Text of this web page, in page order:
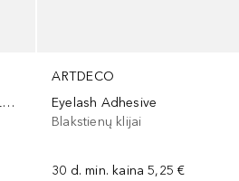
Adhesive for Permanent Lashes
ARTDECO
Eyelash Adhesive
Blakstienų klijai
30 d. min. kaina 5,25 €